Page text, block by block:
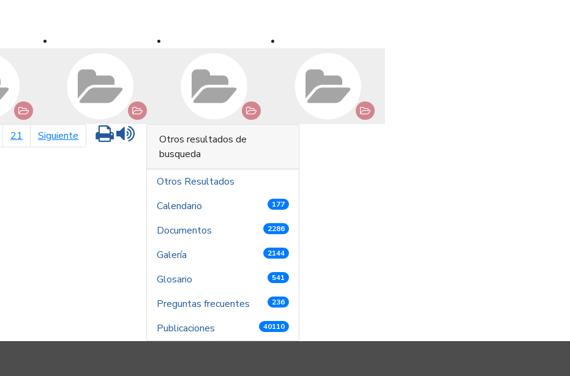
21 Siguientepágina siguiente
Imprimir
Otros resultados de
busqueda
Otros Resultados
Calendario
177
Documentos 2286
Galería 2144
Glosario 541
Preguntas frecuentes 236
Publicaciones 40110